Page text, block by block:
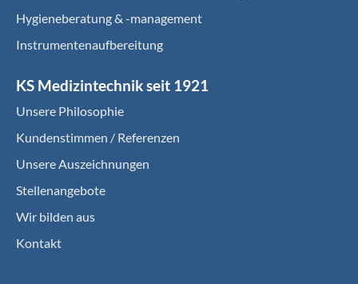
Hygieneberatung & -management
Instrumentenaufbereitung
KS Medizintechnik seit 1921
Unsere Philosophie
Kundenstimmen / Referenzen
Unsere Auszeichnungen
Stellenangebote
Wir bilden aus
Kontakt